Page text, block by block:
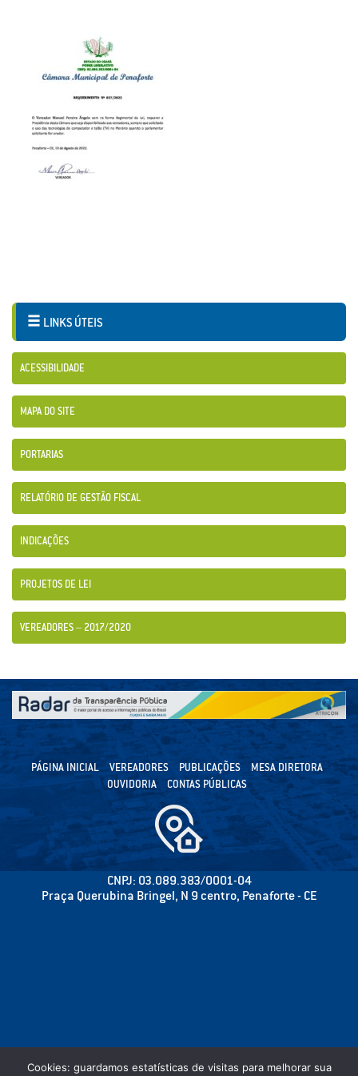
LINKS ÚTEIS
ACESSIBILIDADE
MAPA DO SITE
PORTARIAS
RELATÓRIO DE GESTÃO FISCAL
INDICAÇÕES
PROJETOS DE LEI
VEREADORES – 2017/2020
PÁGINA INICIAL VEREADORES PUBLICAÇÕES
MESA DIRETORA
OUVIDORIA
CONTAS PÚBLICAS
CNPJ: 03.089.383/0001-04
Praça Querubina Bringel, N 9 centro, Penaforte - CE
Cookies: guardamos estatísticas de visitas para melhorar sua